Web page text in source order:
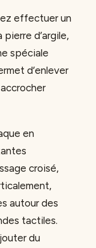
effectuer un
d’argile,
spéciale
d’enlever
en
croisé,
autour des
tactiles.
du